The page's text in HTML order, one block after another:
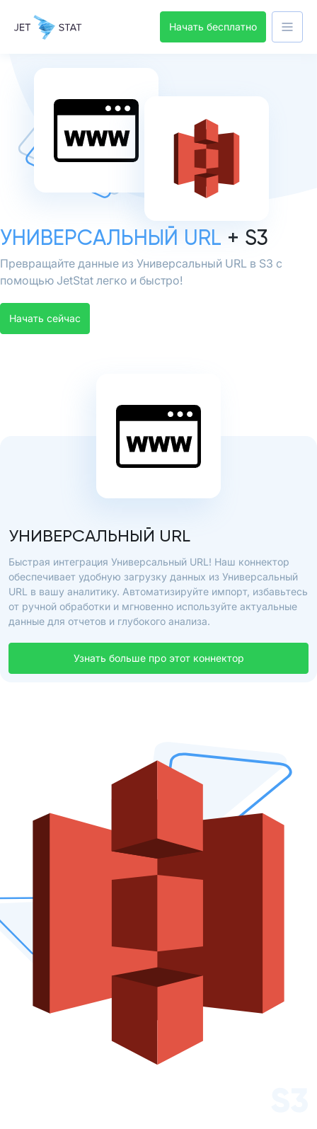
Начать бесплатно
УНИВЕРСАЛЬНЫЙ URL + S3
Превращайте данные из Универсальный URL в S3 с
помощью JetStat легко и быстро!
Начать сейчас
УНИВЕРСАЛЬНЫЙ URL
Быстрая интеграция Универсальный URL! Наш коннектор
обеспечивает удобную загрузку данных из Универсальный
URL в вашу аналитику. Автоматизируйте импорт, избавьтесь
от ручной обработки и мгновенно используйте актуальные
данные для отчетов и глубокого анализа.
Узнать больше про этот коннектор